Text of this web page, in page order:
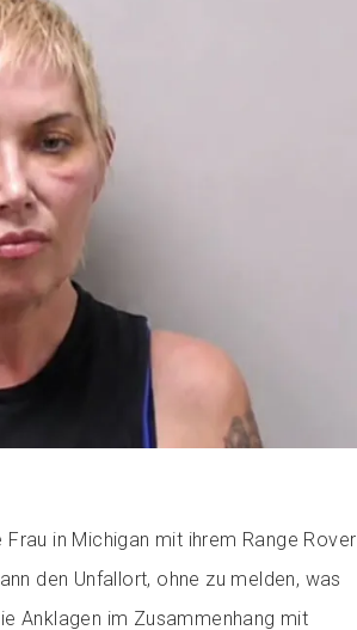
in Michigan mit ihrem Range Rover
den Unfallort, ohne zu melden, was
Anklagen im Zusammenhang mit